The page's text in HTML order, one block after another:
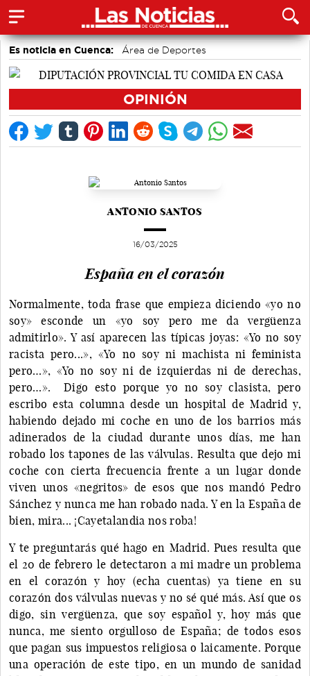
Es noticia en Cuenca:
Área de Deportes
Medio Ambiente
Actividades culturales en Cuenca
OPINIÓN
ANTONIO SANTOS
16/03/2025
España en el corazón
Normalmente, toda frase que empieza diciendo «yo no
soy» esconde un «yo soy pero me da vergüenza
admitirlo». Y así aparecen las típicas joyas: «Yo no soy
racista pero...», «Yo no soy ni machista ni feminista
pero…», «Yo no soy ni de izquierdas ni de derechas,
pero…». Digo esto porque yo no soy clasista, pero
escribo esta columna desde un hospital de Madrid y,
habiendo dejado mi coche en uno de los barrios más
adinerados de la ciudad durante unos días, me han
robado los tapones de las válvulas. Resulta que dejo mi
coche con cierta frecuencia frente a un lugar donde
viven unos «negritos» de esos que nos mandó Pedro
Sánchez y nunca me han robado nada. Y en la España de
bien, mira... ¡Cayetalandia nos roba!
Y te preguntarás qué hago en Madrid. Pues resulta que
el 20 de febrero le detectaron a mi madre un problema
en el corazón y hoy (echa cuentas) ya tiene en su
corazón dos válvulas nuevas y no sé qué más. Así que os
digo, sin vergüenza, que soy español y, hoy más que
nunca, me siento orgulloso de España; de todos esos
que pagan sus impuestos religiosa o laicamente. Porque
una operación de este tipo, en un mundo de sanidad